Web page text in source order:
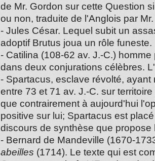
de Mr. Gordon sur cette Question
ou non, traduite de l'Anglois par
- Jules César. Lequel subit un
adoptif Brutus joua un rôle funeste.
- Catilina (108-62 av. J.-C.)
dans deux conjurations célèbres.
- Spartacus, esclave révolté,
entre 73 et 71 av. J.-C. sur
que contrairement à aujourd'hui
positive sur lui; Spartacus est
discours de synthèse que
- Bernard de Mandeville (1670-
abeilles (1714). Le texte qui est